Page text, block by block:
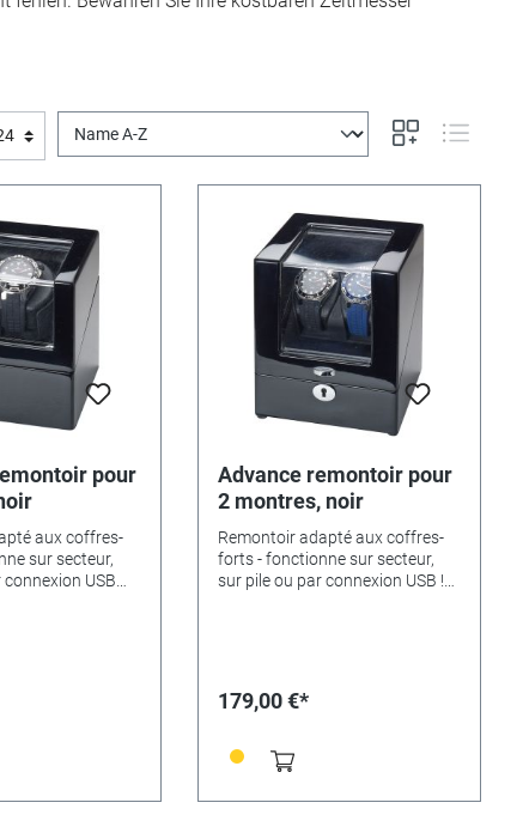
pour
aux coffres-
sur secteur,
USB
le bloc
fourni, mais aussi
Advance remontoir pour
2 montres, noir
Remontoir adapté aux coffres-
forts - fonctionne sur secteur,
sur pile ou par connexion USB !
judicieux : les remontoirs
seulement avec le bloc
d'alimentation fourni, mais aussi
179,00 €*